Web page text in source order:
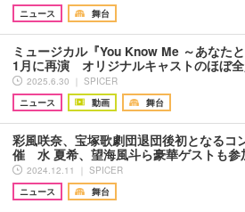
ニュース
舞台
ミュージカル『You Know Me ～あなた
1月に再演 オリジナルキャストのほぼ
2025.6.30 ｜ SPICER
ニュース
動画 舞台
彩風咲奈、宝塚歌劇団退団後初となるコ
催 水 夏希、望海風斗ら豪華ゲストも参
2024.12.11 ｜ SPICER
ニュース
舞台